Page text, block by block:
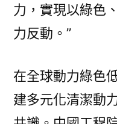
力，實現以綠色
力反動。”
在全球動力綠色
建多元化清潔動